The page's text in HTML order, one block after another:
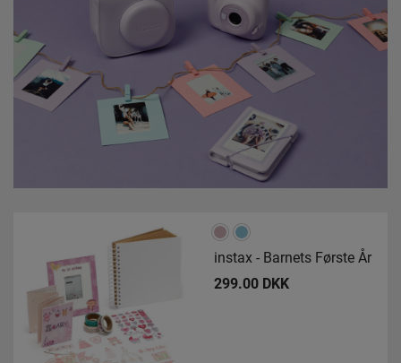
instax - Barnets Første År
299.00 DKK